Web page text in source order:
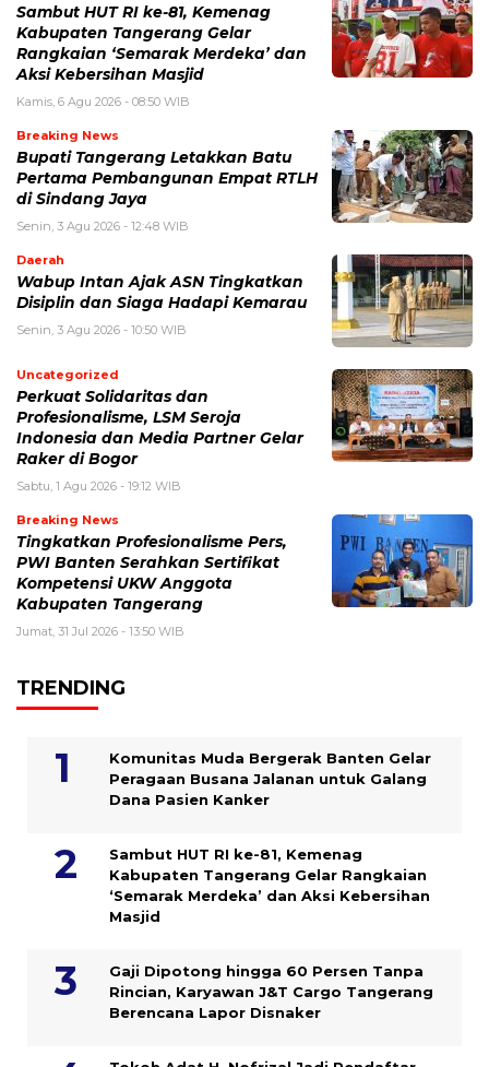
Sambut HUT RI ke-81, Kemenag
Kabupaten Tangerang Gelar
Rangkaian ‘Semarak Merdeka’ dan
Aksi Kebersihan Masjid
Kamis, 6 Agu 2026 - 08:50 WIB
Breaking News
Bupati Tangerang Letakkan Batu
Pertama Pembangunan Empat RTLH
di Sindang Jaya
Senin, 3 Agu 2026 - 12:48 WIB
Daerah
Wabup Intan Ajak ASN Tingkatkan
Disiplin dan Siaga Hadapi Kemarau
Senin, 3 Agu 2026 - 10:50 WIB
Uncategorized
Perkuat Solidaritas dan
Profesionalisme, LSM Seroja
Indonesia dan Media Partner Gelar
Raker di Bogor
Sabtu, 1 Agu 2026 - 19:12 WIB
Breaking News
Tingkatkan Profesionalisme Pers,
PWI Banten Serahkan Sertifikat
Kompetensi UKW Anggota
Kabupaten Tangerang
Jumat, 31 Jul 2026 - 13:50 WIB
TRENDING
Komunitas Muda Bergerak Banten Gelar
Peragaan Busana Jalanan untuk Galang
Dana Pasien Kanker
Sambut HUT RI ke-81, Kemenag
Kabupaten Tangerang Gelar Rangkaian
‘Semarak Merdeka’ dan Aksi Kebersihan
Masjid
Gaji Dipotong hingga 60 Persen Tanpa
Rincian, Karyawan J&T Cargo Tangerang
Berencana Lapor Disnaker